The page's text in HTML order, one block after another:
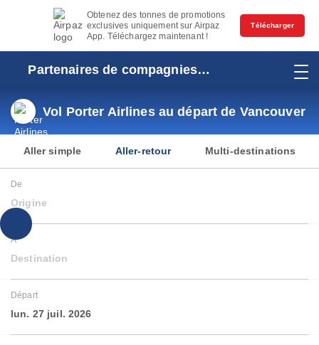
Obtenez des tonnes de promotions
exclusives uniquement sur Airpaz
App. Téléchargez maintenant !
Télécharger
Partenaires de compagnies
Vol Porter Airlines au départ de Vancouver
Aller simple Aller-retour Multi-destinations
De
Origine
À
Destination
Départ
lun. 27 juil. 2026